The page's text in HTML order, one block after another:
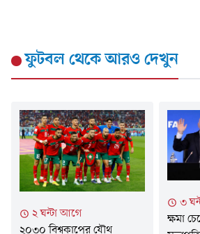
ফুটবলথেকে আরও দেখুন
২ ঘন্টা আগে
২০৩০ বিশ্বকাপের যৌথ
৩
ক্ষমা